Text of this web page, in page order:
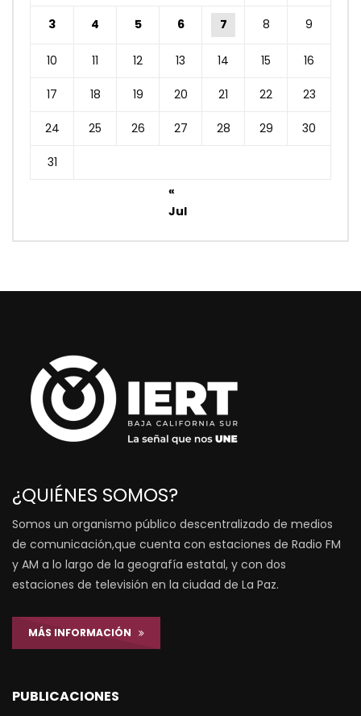
3 4 5 6 7 8 9
10 11 12 13 14 15 16
17 18 19 20 21 22 23
24 25 26 27 28 29 30
31
«
Jul
¿QUIÉNES SOMOS?
Somos un organismo público descentralizado de medios
de comunicación,que cuenta con estaciones de Radio FM
y AM a lo largo de la geografía estatal, y con dos
estaciones de televisión en la ciudad de La Paz.
MÁS INFORMACIÓN
PUBLICACIONES